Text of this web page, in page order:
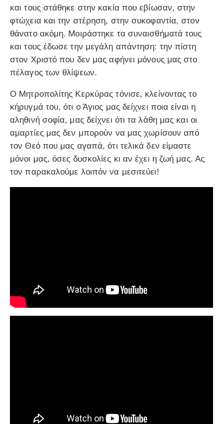
και τους στάθηκε στην κακία που εβίωσαν, στην
φτώχεια και την στέρηση, στην συκοφαντία, στον
θάνατο ακόμη. Μοιράστηκε τα συναισθήματά τους
και τους έδωσε την μεγάλη απάντηση: την πίστη
στον Χριστό που δεν μας αφήνει μόνους μας στο
πέλαγος των θλίψεων.
Ο Μητροπολίτης Κερκύρας τόνισε, κλείνοντας το
κήρυγμά του, ότι ο Άγιος μας δείχνει ποια είναι η
αληθινή σοφία, μας δείχνει ότι τα λάθη μας και οι
αμαρτίες μας δεν μπορούν να μας χωρίσουν από
τον Θεό που μας αγαπά, ότι τελικά δεν είμαστε
μόνοι μας, όσες δυσκολίες κι αν έχει η ζωή μας. Ας
τον παρακαλούμε λοιπόν να μεσιτεύει!